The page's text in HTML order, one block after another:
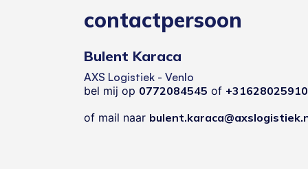
contactpersoon
Bulent Karaca
AXS Logistiek - Venlo
bel mij op 0772084545 of +31628025910
of mail naar